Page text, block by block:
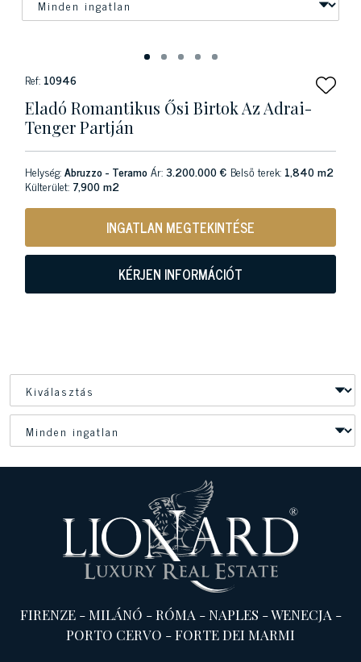
Ref: 10946
Eladó Romantikus Ősi Birtok Az Adrai-
Tenger Partján
Helység:Abruzzo - TeramoÁr:3.200.000 € Belső terek: 1,840 m2
Külterület: 7,900 m2
INGATLAN MEGTEKINTÉSE
KÉRJEN INFORMÁCIÓT
FIRENZE-MILÁNÓ -RÓMA -NAPLES -WENECJA -
PORTO CERVO -FORTE DEI MARMI